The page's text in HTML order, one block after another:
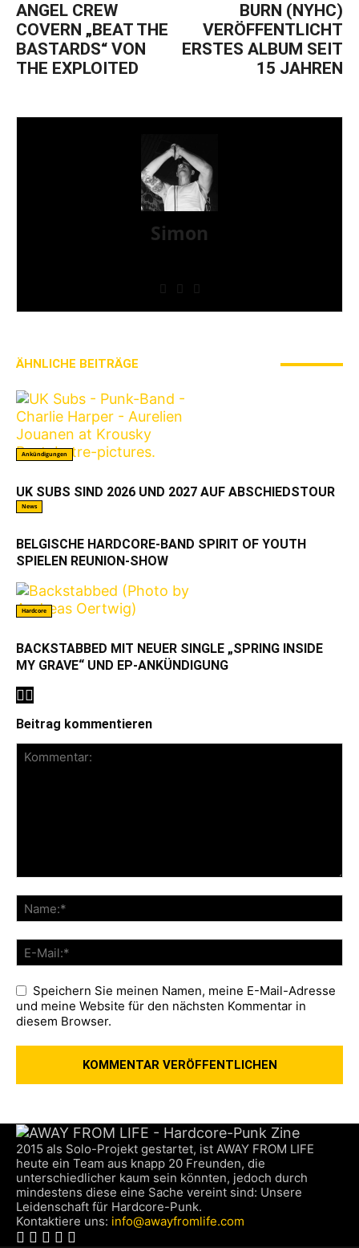
ANGEL CREW
COVERN „BEAT THE
BASTARDS“ VON
THE EXPLOITED
BURN (NYHC)
VERÖFFENTLICHT
ERSTES ALBUM SEIT
15 JAHREN
Simon
ÄHNLICHE BEITRÄGE
Ankündigungen
UK SUBS SIND 2026 UND 2027 AUF ABSCHIEDSTOUR
News
BELGISCHE HARDCORE-BAND SPIRIT OF YOUTH
SPIELEN REUNION-SHOW
Hardcore
BACKSTABBED MIT NEUER SINGLE „SPRING INSIDE
MY GRAVE“ UND EP-ANKÜNDIGUNG
Beitrag kommentieren
Speichern Sie meinen Namen, meine E-Mail-Adresse
und meine Website für den nächsten Kommentar in
diesem Browser.
2015 als Solo-Projekt gestartet, ist AWAY FROM LIFE
heute ein Team aus knapp 20 Freunden, die
unterschiedlicher kaum sein könnten, jedoch durch
mindestens diese eine Sache vereint sind: Unsere
Leidenschaft für Hardcore-Punk.
Kontaktiere uns: info@awayfromlife.com